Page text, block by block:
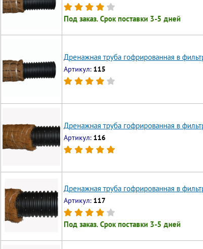
Под заказ. Срок поставки 3-5 дней
Дренажная труба гофрированная в
Артикул: 115
Дренажная труба гофрированная в
Артикул: 116
Дренажная труба гофрированная в
Артикул: 117
Под заказ. Срок поставки 3-5 дней